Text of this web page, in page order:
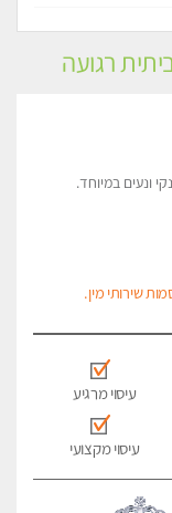
רגועה
ונעים במיוחד.
שירותי מין.
עיסוי מרגיע
עיסוי מקצועי